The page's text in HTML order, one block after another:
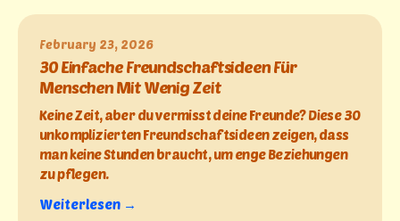
February 23, 2026
30 Einfache Freundschaftsideen Für
Menschen Mit Wenig Zeit
Keine Zeit, aber du vermisst deine Freunde? Diese 30
unkomplizierten Freundschaftsideen zeigen, dass
man keine Stunden braucht, um enge Beziehungen
zu pflegen.
Weiterlesen →